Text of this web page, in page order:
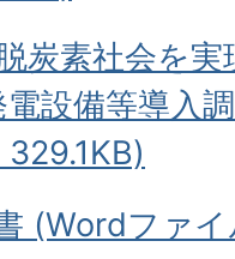
炭素社会を
設備等導入
(Wordファ